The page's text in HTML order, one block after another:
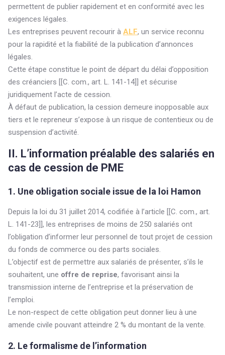
permettent de publier rapidement et en conformité avec les
exigences légales.
Les entreprises peuvent recourir à ALF, un service reconnu
pour la rapidité et la fiabilité de la publication d’annonces
légales.
Cette étape constitue le point de départ du délai d’opposition
des créanciers [[C. com., art. L. 141-14]] et sécurise
juridiquement l’acte de cession.
À défaut de publication, la cession demeure inopposable aux
tiers et le repreneur s’expose à un risque de contentieux ou de
suspension d’activité.
II. L’information préalable des salariés en
cas de cession de PME
1. Une obligation sociale issue de la loi Hamon
Depuis la loi du 31 juillet 2014, codifiée à l’article [[C. com., art.
L. 141-23]], les entreprises de moins de 250 salariés ont
l’obligation d’informer leur personnel de tout projet de cession
du fonds de commerce ou des parts sociales.
L’objectif est de permettre aux salariés de présenter, s’ils le
souhaitent, une offre de reprise, favorisant ainsi la
transmission interne de l’entreprise et la préservation de
l’emploi.
Le non-respect de cette obligation peut donner lieu à une
amende civile pouvant atteindre 2 % du montant de la vente.
2. Le formalisme de l’information